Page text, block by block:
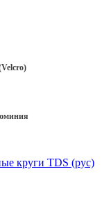
круги TDS (рус)